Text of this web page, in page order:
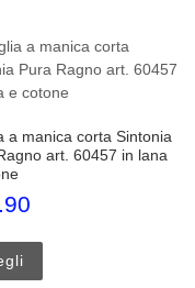
Le opzioni possono
a manica corta Sintonia
art. 60457 in lana